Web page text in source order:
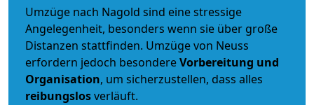
Umzüge nach Nagold sind eine stressige
Angelegenheit, besonders wenn sie über große
Distanzen stattfinden. Umzüge von Neuss
erfordern jedoch besondereVorbereitung und
Organisation, um sicherzustellen, dass alles
reibungslosverläuft.